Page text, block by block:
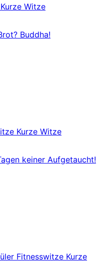
Kurze Witze
Buddha!
Kurze Witze
keiner Aufgetaucht!
Fitnesswitze Kurze